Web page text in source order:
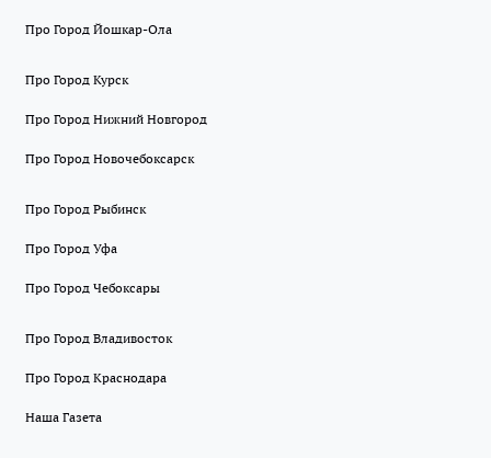
Про Город Йошкар-Ола
Про Город Курск
Про Город Нижний Новгород
Про Город Новочебоксарск
Про Город Рыбинск
Про Город Уфа
Про Город Чебоксары
Про Город Владивосток
Про Город Краснодара
Наша Газета